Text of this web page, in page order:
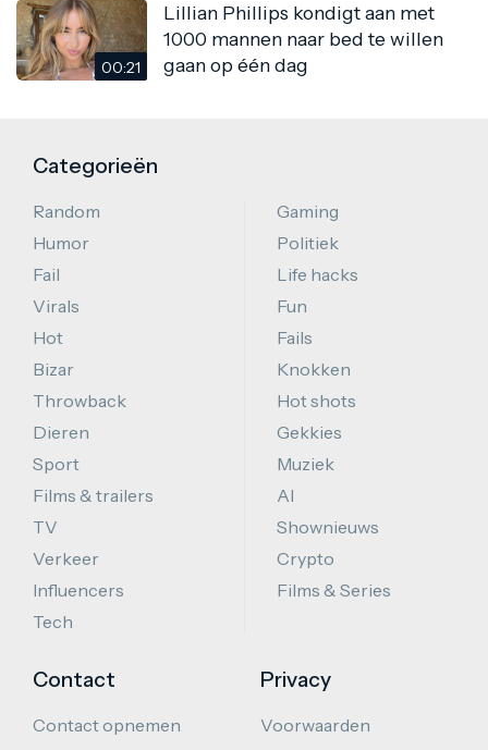
00:21
Lillian Phillips kondigt aan met
1000 mannen naar bed te willen
gaan op één dag
Categorieën
Random
Humor
Fail
Virals
Hot
Bizar
Throwback
Dieren
Sport
Films & trailers
TV
Verkeer
Influencers
Tech
Gaming
Politiek
Life hacks
Fun
Fails
Knokken
Hot shots
Gekkies
Muziek
AI
Shownieuws
Crypto
Films & Series
Contact
Contact opnemen
Privacy
Voorwaarden